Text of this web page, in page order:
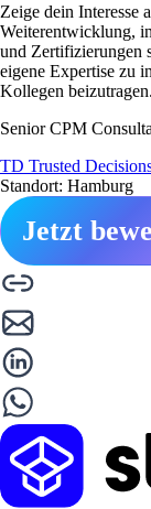
Zeige dein Interesse
Weiterentwicklung,
und Zertifizierungen
eigene Expertise zu
Kollegen beizutragen.
Senior CPM
TD Trusted
Standort: Hamburg
Jetzt